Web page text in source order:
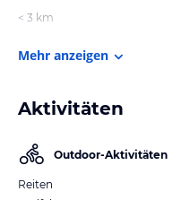
< 3 km
Mehr anzeigen
Aktivitäten
Outdoor-Aktivitäten
Reiten